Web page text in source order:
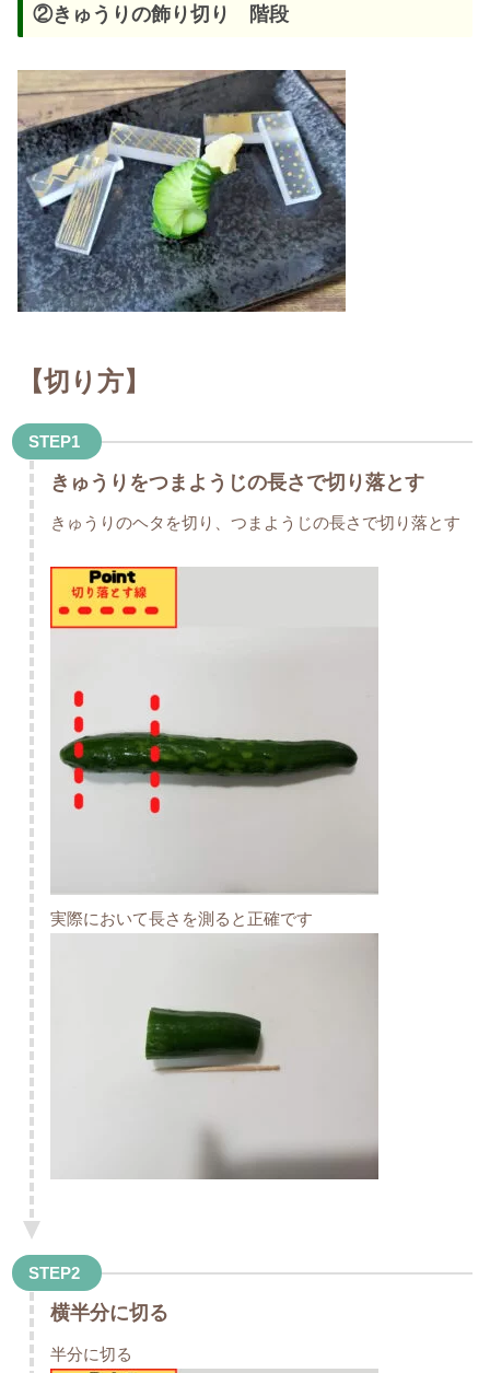
②きゅうりの飾り切り 階段
【切り方】
STEP1
きゅうりをつまようじの長さで切り落とす
きゅうりのヘタを切り、つまようじの長さで切り落とす
実際において長さを測ると正確です
STEP2
横半分に切る
半分に切る